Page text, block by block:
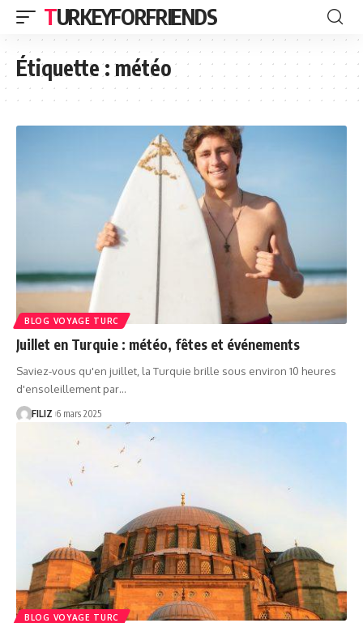
TURKEYFORFRIENDS
Étiquette :météo
BLOG VOYAGE TURC
Juillet en Turquie : météo, fêtes et événements
Saviez-vous qu'en juillet, la Turquie brille sous environ 10 heures
d'ensoleillement par…
FILIZ 6 mars 2025
BLOG VOYAGE TURC